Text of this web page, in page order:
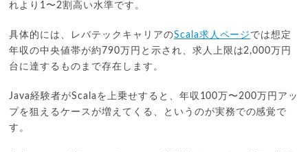
れより1〜2割高い水準です。
具体的には、レバテックキャリアのScala求人ページ では想定
年収の中央値帯が約790万円と示され、求人上限は2,000万円
台に達するものまで存在します。
Java経験者がScalaを上乗せすると、年収100万〜200万円アッ
プを狙えるケースが増えてくる、というのが実務での感覚で
す。